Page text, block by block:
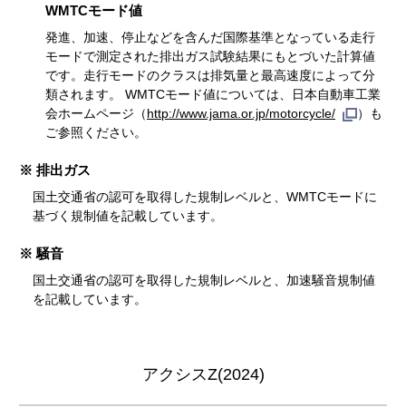
WMTCモード値
発進、加速、停止などを含んだ国際基準となっている走行
モードで測定された排出ガス試験結果にもとづいた計算値
です。走行モードのクラスは排気量と最高速度によって分
類されます。 WMTCモード値については、日本自動車工業
会ホームページ（http://www.jama.or.jp/motorcycle/
）も
ご参照ください。
※ 排出ガス
国土交通省の認可を取得した規制レベルと、WMTCモードに
基づく規制値を記載しています。
※ 騒音
国土交通省の認可を取得した規制レベルと、加速騒音規制値
を記載しています。
アクシスZ(2024)